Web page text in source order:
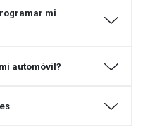
mi
automóvil?